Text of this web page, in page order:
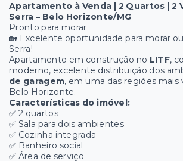
Apartamento à Venda | 2 Quartos | 2
Serra – Belo Horizonte/MG
Pronto para morar
🏡 Excelente oportunidade para morar
Serra!
Apartamento em construção no LITF,
moderno, excelente distribuição dos
de garagem, em uma das regiões mais
Belo Horizonte.
Características do imóvel:
✅ 2 quartos
✅ Sala para dois ambientes
✅ Cozinha integrada
✅ Banheiro social
✅ Área de serviço